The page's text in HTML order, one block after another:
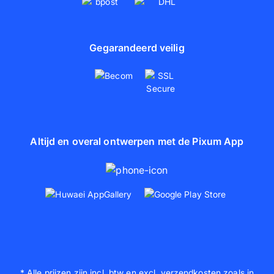
Gegarandeerd veilig
Altijd en overal ontwerpen met de Pixum App